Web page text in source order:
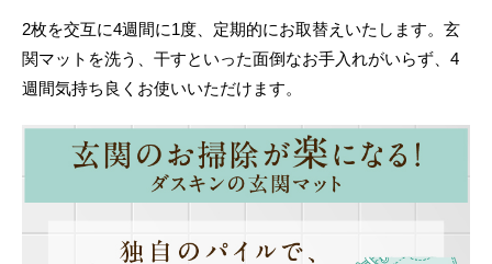
2枚を交互に4週間に1度、定期的にお取替えいたします。玄
関マットを洗う、干すといった面倒なお手入れがいらず、4
週間気持ち良くお使いいただけます。